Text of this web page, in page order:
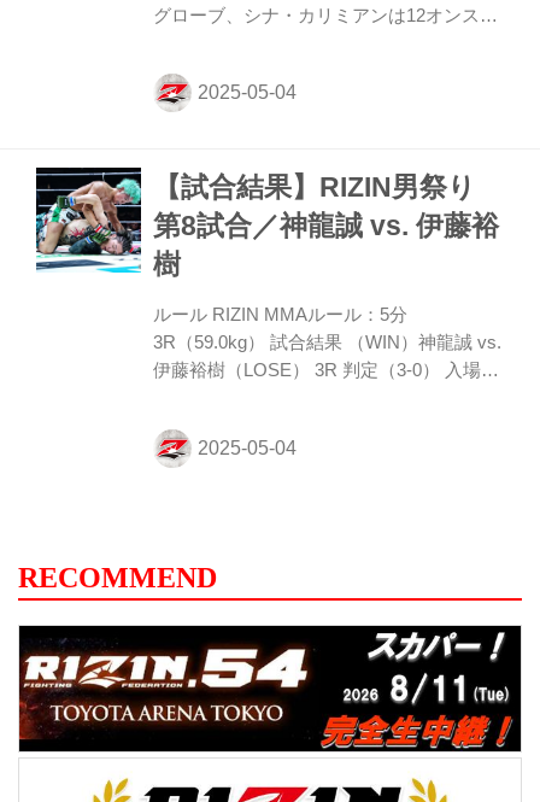
グローブ、シナ・カリミアンは12オンスグ
リミアン 3R終了（勝敗無し） 入場
ROUND 1 踏み込んでくるカリミアンに皇
アンの圧力に抗せず、皇治は容易に間合い
を潰されてしまう。レフェリーに組みつき
を注意され組みつけなくなった皇治に、カ
リミアンは左右のショートフックでラッシ
トでにじり寄る。皇治もボディ打ちで対抗
するが、カリミアン...
【試合結果】RIZIN男祭り
第8試合／神龍誠 vs. 伊藤裕
樹
ルール RIZIN MMAルール：5分
3R（59.0kg） 試合結果 （WIN）神龍誠 vs.
伊藤裕樹（LOSE） 3R 判定（3-0） 入場
出て伊藤をロープに押し込み、そこからツ
イスターを狙っていく。伊藤も体を動かし
る。だが神龍は逃がさず、マウント→バッ
クとポジションを変えて終える。 ROUND
2 両者打撃の探り合いから神龍が伊藤のロ
ーにストレートを合わせ、続いてタックル
に出てテイクダウン。伊藤が立とうとして
も神龍はバックに...
RECOMMEND